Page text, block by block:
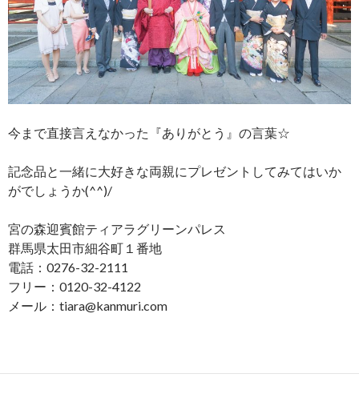
今まで直接言えなかった『ありがとう』の言葉☆
記念品と一緒に大好きな両親にプレゼントしてみてはいか
がでしょうか(^^)/
宮の森迎賓館ティアラグリーンパレス
群馬県太田市細谷町１番地
電話：0276-32-2111
フリー：0120-32-4122
メール：tiara@kanmuri.com